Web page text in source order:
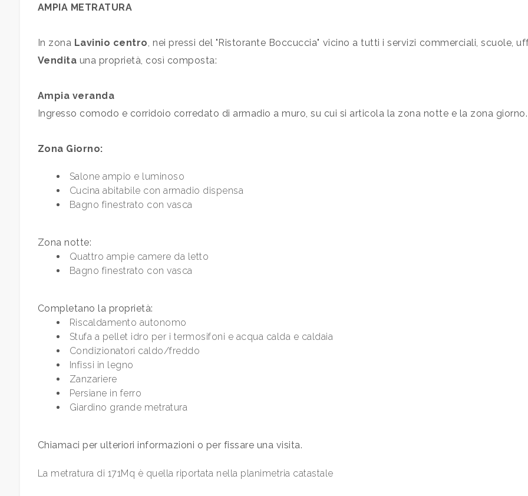
AMPIA METRATURA
In zona Lavinio centro, nei pressi del "Ristorante Boccuccia" vicino a tutti i servizi commerciali, scuole,
Vendita una proprietà, così composta:
Ampia veranda
Ingresso comodo e corridoio corredato di armadio a muro, su cui si articola la zona notte e la zona giorno.
Zona Giorno:
Salone ampio e luminoso
Cucina abitabile con armadio dispensa
Bagno finestrato con vasca
Zona notte:
Quattro ampie camere da letto
Bagno finestrato con vasca
Completano la proprietà:
Riscaldamento autonomo
Stufa a pellet idro per i termosifoni e acqua calda e caldaia
Condizionatori caldo/freddo
Infissi in legno
Zanzariere
Persiane in ferro
Giardino grande metratura
Chiamaci per ulteriori informazioni o per fissare una visita.
La metratura di 171Mq è quella riportata nella planimetria catastale
Locali
Qualsiasi
Bagni
Qualsiasi